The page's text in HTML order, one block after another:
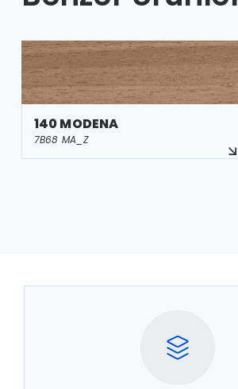
140 MODENA
7B68 MA_Z